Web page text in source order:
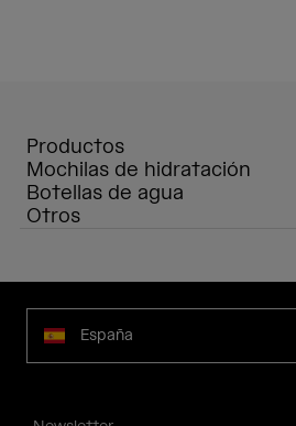
Productos
Mochilas de hidratación
Botellas de agua
Otros
España